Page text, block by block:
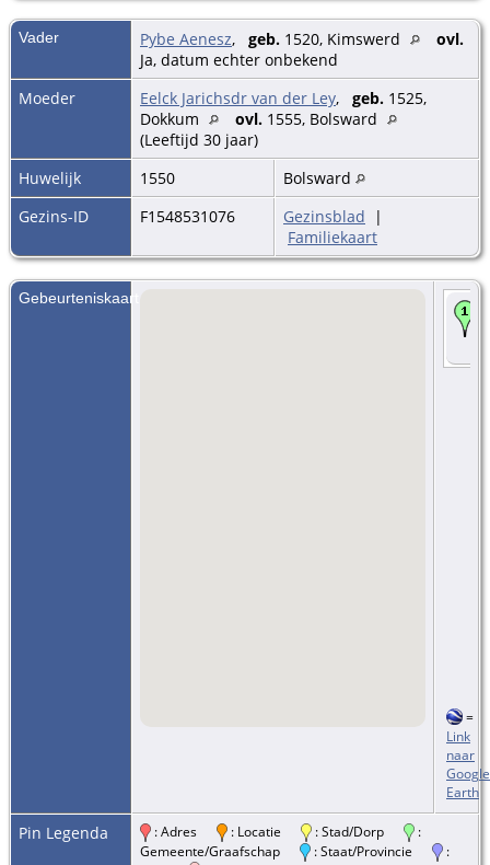
Vader Pybe Aenesz, geb. 1520, Kimswerd
ovl.
Ja, datum echter onbekend
Moeder
Eelck Jarichsdr van der Ley, geb. 1525,
Dokkum
ovl. 1555, Bolsward
(Leeftijd 30 jaar)
Huwelijk
1550
Bolsward
Gezins-ID
F1548531076 Gezinsblad |
Familiekaart
Gebeurteniskaart
=
Link
naar
Google
Earth
Pin Legenda : Adres : Locatie : Stad/Dorp
:
Gemeente/Graafschap
: Staat/Provincie
: